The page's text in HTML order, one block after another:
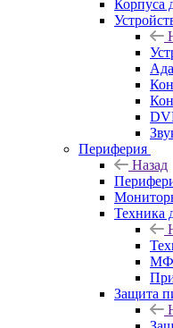
Корпуса
Периферия
Назад
Техника
Защита